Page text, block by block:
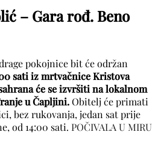
– Gara rođ. Beno
pokojnice bit će održan
sati iz mrtvačnice Kristova
će se izvršiti na lokalnom
u Čapljini.Obitelj će primati
bez rukovanja, jedan sat prije
od 14:00 sati. POČIVALA U MIRU